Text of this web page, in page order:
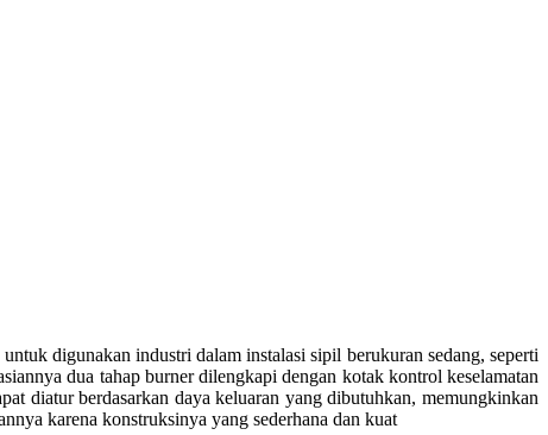
digunakan industri dalam instalasi sipil berukuran sedang, seperti
dua tahap burner dilengkapi dengan kotak kontrol keselamatan
diatur berdasarkan daya keluaran yang dibutuhkan, memungkinkan
karena konstruksinya yang sederhana dan kuat